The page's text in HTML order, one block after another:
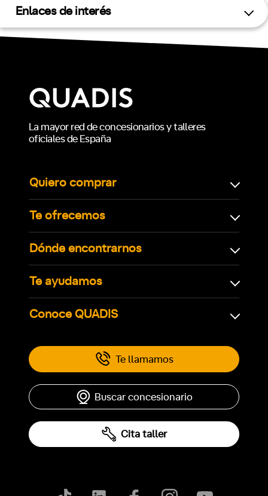
Enlaces de interés
La mayor red de concesionarios y talleres
oficiales de España
Quiero comprar
Te ofrecemos
Dónde encontrarnos
Te ayudamos
Conoce QUADIS
Te llamamos
Buscar concesionario
Cita taller